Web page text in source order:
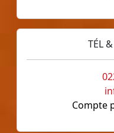
TÉL
Compte